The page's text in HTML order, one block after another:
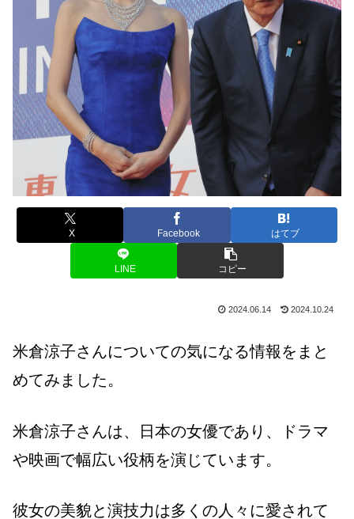
X Facebook はてブ
LINE コピー
2024.06.14 2024.10.24
米倉涼子さんについての気になる情報をまと
めてみました。
米倉涼子さんは、日本の女優であり、ドラマ
や映画で幅広い役柄を演じています。
彼女の美貌と演技力は多くの人々に愛されて